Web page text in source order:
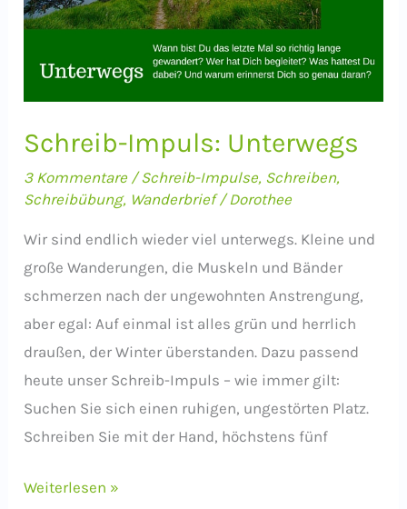
Schreib-Impuls: Unterwegs
3 Kommentare /Schreib-Impulse, Schreiben,
Schreibübung, Wanderbrief/Dorothee
Wir sind endlich wieder viel unterwegs. Kleine und
große Wanderungen, die Muskeln und Bänder
schmerzen nach der ungewohnten Anstrengung,
aber egal: Auf einmal ist alles grün und herrlich
draußen, der Winter überstanden. Dazu passend
heute unser Schreib-Impuls – wie immer gilt:
Suchen Sie sich einen ruhigen, ungestörten Platz.
Schreiben Sie mit der Hand, höchstens fünf
Schreib-
Weiterlesen »